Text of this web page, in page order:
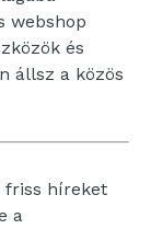
webshop
és
állsz a közös
friss híreket
a